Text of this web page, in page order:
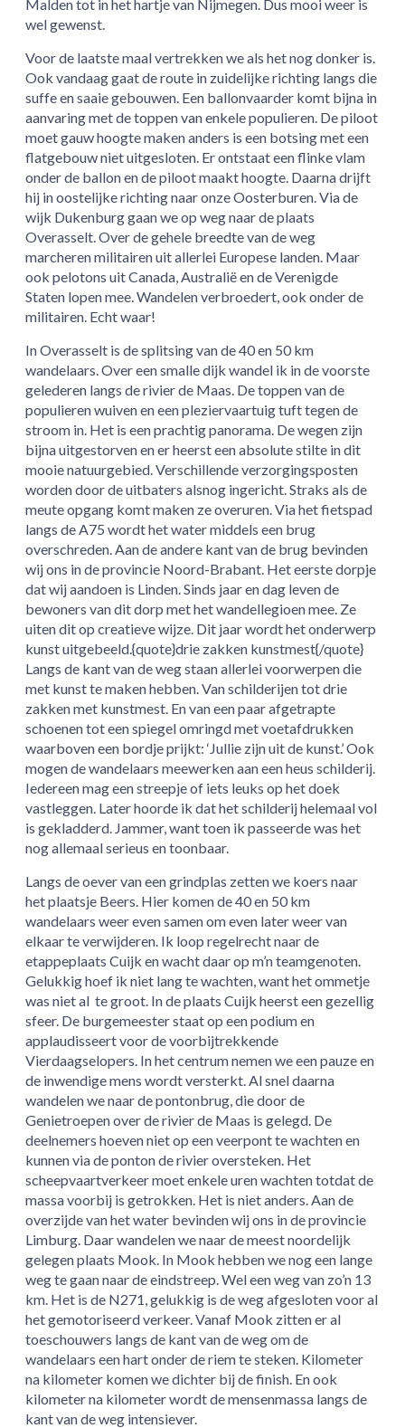
Malden tot in het hartje van Nijmegen. Dus mooi weer is
wel gewenst.
Voor de laatste maal vertrekken we als het nog donker is.
Ook vandaag gaat de route in zuidelijke richting langs die
suffe en saaie gebouwen. Een ballonvaarder komt bijna in
aanvaring met de toppen van enkele populieren. De piloot
moet gauw hoogte maken anders is een botsing met een
flatgebouw niet uitgesloten. Er ontstaat een flinke vlam
onder de ballon en de piloot maakt hoogte. Daarna drijft
hij in oostelijke richting naar onze Oosterburen. Via de
wijk Dukenburg gaan we op weg naar de plaats
Overasselt. Over de gehele breedte van de weg
marcheren militairen uit allerlei Europese landen. Maar
ook pelotons uit Canada, Australië en de Verenigde
Staten lopen mee. Wandelen verbroedert, ook onder de
militairen. Echt waar!
In Overasselt is de splitsing van de 40 en 50 km
wandelaars. Over een smalle dijk wandel ik in de voorste
gelederen langs de rivier de Maas. De toppen van de
populieren wuiven en een pleziervaartuig tuft tegen de
stroom in. Het is een prachtig panorama. De wegen zijn
bijna uitgestorven en er heerst een absolute stilte in dit
mooie natuurgebied. Verschillende verzorgingsposten
worden door de uitbaters alsnog ingericht. Straks als de
meute opgang komt maken ze overuren. Via het fietspad
langs de A75 wordt het water middels een brug
overschreden. Aan de andere kant van de brug bevinden
wij ons in de provincie Noord-Brabant. Het eerste dorpje
dat wij aandoen is Linden. Sinds jaar en dag leven de
bewoners van dit dorp met het wandellegioen mee. Ze
uiten dit op creatieve wijze. Dit jaar wordt het onderwerp
kunst uitgebeeld.{quote}drie zakken kunstmest{/quote}
Langs de kant van de weg staan allerlei voorwerpen die
met kunst te maken hebben. Van schilderijen tot drie
zakken met kunstmest. En van een paar afgetrapte
schoenen tot een spiegel omringd met voetafdrukken
waarboven een bordje prijkt: ‘Jullie zijn uit de kunst.’ Ook
mogen de wandelaars meewerken aan een heus schilderij.
Iedereen mag een streepje of iets leuks op het doek
vastleggen. Later hoorde ik dat het schilderij helemaal vol
is gekladderd. Jammer, want toen ik passeerde was het
nog allemaal serieus en toonbaar.
Langs de oever van een grindplas zetten we koers naar
het plaatsje Beers. Hier komen de 40 en 50 km
wandelaars weer even samen om even later weer van
elkaar te verwijderen. Ik loop regelrecht naar de
etappeplaats Cuijk en wacht daar op m’n teamgenoten.
Gelukkig hoef ik niet lang te wachten, want het ommetje
was niet al te groot. In de plaats Cuijk heerst een gezellig
sfeer. De burgemeester staat op een podium en
applaudisseert voor de voorbijtrekkende
Vierdaagselopers. In het centrum nemen we een pauze en
de inwendige mens wordt versterkt. Al snel daarna
wandelen we naar de pontonbrug, die door de
Genietroepen over de rivier de Maas is gelegd. De
deelnemers hoeven niet op een veerpont te wachten en
kunnen via de ponton de rivier oversteken. Het
scheepvaartverkeer moet enkele uren wachten totdat de
massa voorbij is getrokken. Het is niet anders. Aan de
overzijde van het water bevinden wij ons in de provincie
Limburg. Daar wandelen we naar de meest noordelijk
gelegen plaats Mook. In Mook hebben we nog een lange
weg te gaan naar de eindstreep. Wel een weg van zo’n 13
km. Het is de N271, gelukkig is de weg afgesloten voor al
het gemotoriseerd verkeer. Vanaf Mook zitten er al
toeschouwers langs de kant van de weg om de
wandelaars een hart onder de riem te steken. Kilometer
na kilometer komen we dichter bij de finish. En ook
kilometer na kilometer wordt de mensenmassa langs de
kant van de weg intensiever.